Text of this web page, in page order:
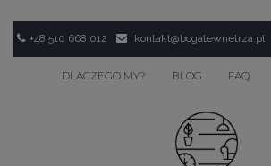
+48 510 668 012 kontakt@bogatewnetrza.pl
DLACZEGO MY? BLOG FAQ